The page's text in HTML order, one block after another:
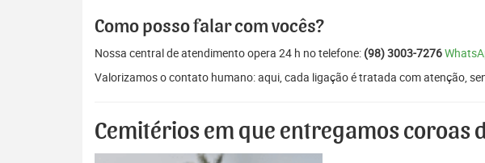
Como posso falar com vocês?
Nossa central de atendimento opera 24 h no telefone: (98) 3003-7276
Valorizamos o contato humano: aqui, cada ligação é tratada com atenção,
Cemitérios em que entregamos coroas